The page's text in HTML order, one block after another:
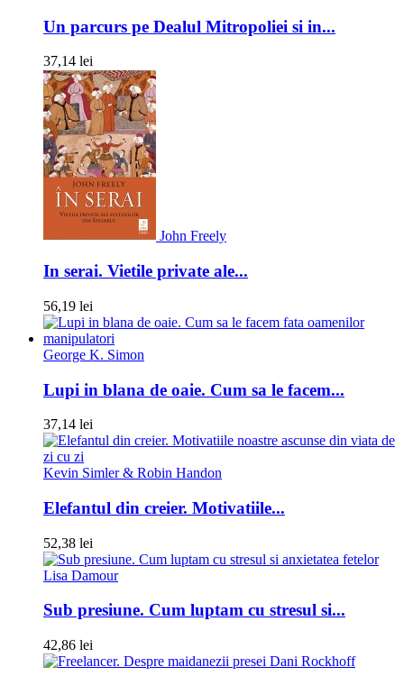
Un parcurs pe Dealul Mitropoliei si in...
37,14 lei
John Freely
In serai. Vietile private ale...
56,19 lei
George K. Simon
Lupi in blana de oaie. Cum sa le facem...
37,14 lei
Kevin Simler & Robin Handon
Elefantul din creier. Motivatiile...
52,38 lei
Lisa Damour
Sub presiune. Cum luptam cu stresul si...
42,86 lei
Dani Rockhoff